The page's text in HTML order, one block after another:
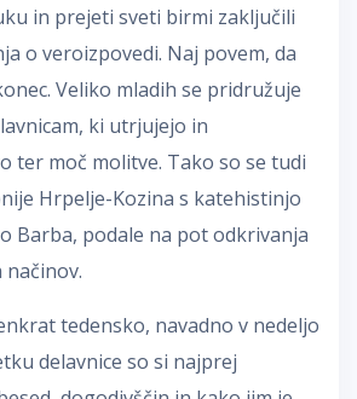
in prejeti sveti birmi zaključili
o veroizpovedi. Naj povem, da
Veliko mladih se pridružuje
ki utrjujejo in
ter moč molitve. Tako so se tudi
Hrpelje-Kozina s katehistinjo
Barba, podale na pot odkrivanja
tedensko, navadno v nedeljo
delavnice so si najprej